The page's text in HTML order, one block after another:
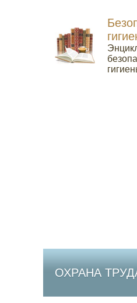
ОХРАНА